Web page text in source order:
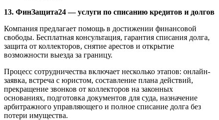
13. ФинЗащита24 — услуги по списанию кредитов и долгов
Компания предлагает помощь в достижении финансовой
свободы. Бесплатная консультация, гарантия списания долга,
защита от коллекторов, снятие арестов и открытие
возможности выезда за границу.
Процесс сотрудничества включает несколько этапов: онлайн-
заявка, встреча с юристом, составление плана действий,
прекращение звонков от коллекторов на законных
основаниях, подготовка документов для суда, назначение
арбитражного управляющего и полное списание долга без
потери имущества.